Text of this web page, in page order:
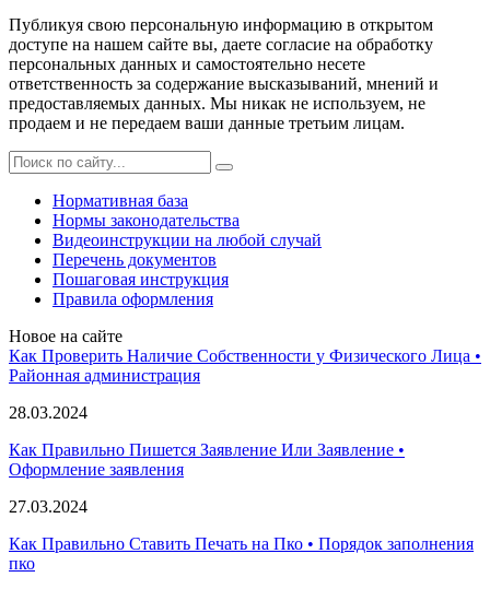
Публикуя свою персональную информацию в открытом
доступе на нашем сайте вы, даете согласие на обработку
персональных данных и самостоятельно несете
ответственность за содержание высказываний, мнений и
предоставляемых данных. Мы никак не используем, не
продаем и не передаем ваши данные третьим лицам.
Нормативная база
Нормы законодательства
Видеоинструкции на любой случай
Перечень документов
Пошаговая инструкция
Правила оформления
Новое на сайте
Как Проверить Наличие Собственности у Физического Лица •
Paйoннaя aдминиcтpaция
28.03.2024
Как Правильно Пишется Заявление Или Заявление •
Оформление заявления
27.03.2024
Как Правильно Ставить Печать на Пко • Порядок заполнения
пко